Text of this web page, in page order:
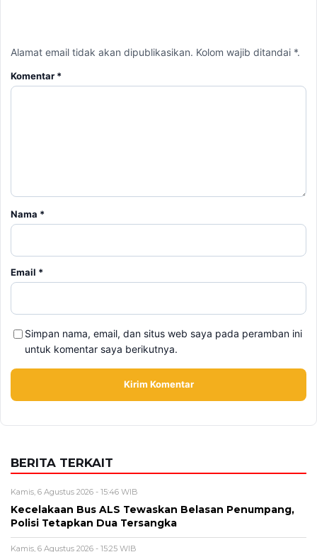
untuk komentar saya berikutnya.
BERITA TERKAIT
Kamis, 6 Agustus 2026 - 15:46 WIB
Polisi Tetapkan Dua Tersangka
Kamis, 6 Agustus 2026 - 15:25 WIB
Kondisi Kritis, Ini Kabar Terbarunya
Kamis, 6 Agustus 2026 - 13:50 WIB
Tarif Listrik PLN Terbaru Agustus 2026, Cek Besaran
Tarif untuk Semua Golongan
Kamis, 6 Agustus 2026 - 13:29 WIB
Manfaat, dan Jadwal Pendaftarannya
Rumor iPhone Air 2 Makin Kuat, Kamera Ganda dan
BERITA TERBARU